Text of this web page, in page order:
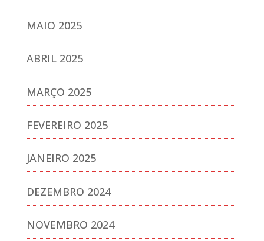
MAIO 2025
ABRIL 2025
MARÇO 2025
FEVEREIRO 2025
JANEIRO 2025
DEZEMBRO 2024
NOVEMBRO 2024